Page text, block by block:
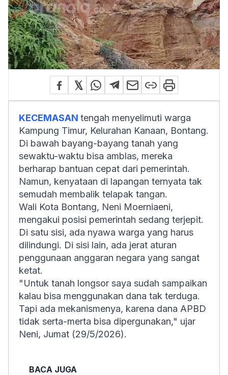
KECEMASAN tengah menyelimuti warga
Kampung Timur, Kelurahan Kanaan, Bontang.
Di bawah bayang-bayang tanah yang
sewaktu-waktu bisa amblas, mereka
berharap bantuan cepat dari pemerintah.
Namun, kenyataan di lapangan ternyata tak
semudah membalik telapak tangan.
Wali Kota Bontang, Neni Moerniaeni,
mengakui posisi pemerintah sedang terjepit.
Di satu sisi, ada nyawa warga yang harus
dilindungi. Di sisi lain, ada jerat aturan
penggunaan anggaran negara yang sangat
ketat.
"Untuk tanah longsor saya sudah sampaikan
kalau bisa menggunakan dana tak terduga.
Tapi ada mekanismenya, karena dana APBD
tidak serta-merta bisa dipergunakan," ujar
Neni, Jumat (29/5/2026).
BACA JUGA